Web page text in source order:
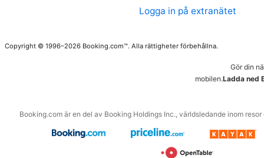
Logga in på extranätet
Copyright © 1996–2026 Booking.com™. Alla rättigheter förbehållna.
Gör din
mobilen.Ladda ned
Booking.com är en del av Booking Holdings Inc., världsledande inom